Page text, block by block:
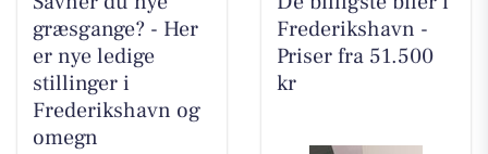
græsgange? - Her
er nye ledige
stillinger i
Frederikshavn og
omegn
Frederikshavn -
Priser fra 51.500
kr